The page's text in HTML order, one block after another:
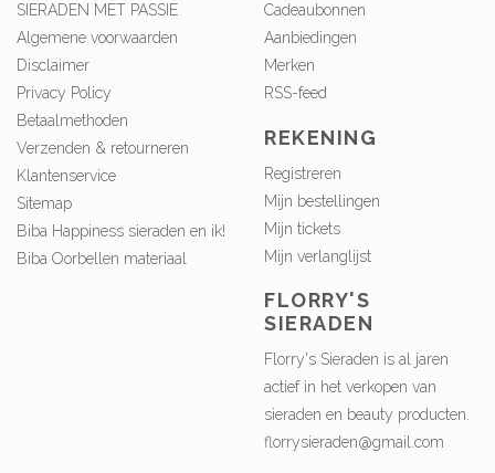
SIERADEN MET PASSIE
Algemene voorwaarden
Disclaimer
Privacy Policy
Betaalmethoden
Verzenden & retourneren
Klantenservice
Sitemap
Biba Happiness sieraden en ik!
Biba Oorbellen materiaal
Cadeaubonnen
Aanbiedingen
Merken
RSS-feed
REKENING
Registreren
Mijn bestellingen
Mijn tickets
Mijn verlanglijst
FLORRY'S
SIERADEN
Florry's Sieraden is al jaren
actief in het verkopen van
sieraden en beauty producten.
florrysieraden@gmail.com